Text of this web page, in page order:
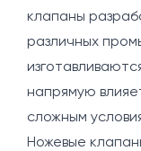
клапаны
различных
напрямую
сложным
Ножевые